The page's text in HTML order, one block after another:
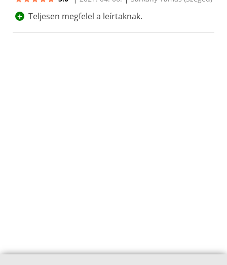
+ Teljesen megfelel a leírtaknak.